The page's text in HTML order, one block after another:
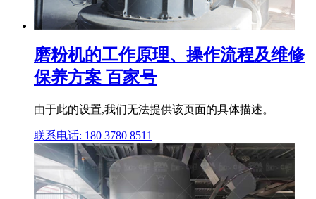
磨粉机的工作原理、操作流程及维修
保养方案 百家号
由于此的设置,我们无法提供该页面的具体描述。
联系电话: 180 3780 8511